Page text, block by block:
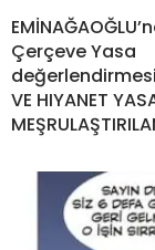
Çerçeve Yasa
VE HIYANET